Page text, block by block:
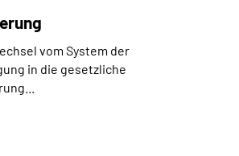
vom System der
in die gesetzliche